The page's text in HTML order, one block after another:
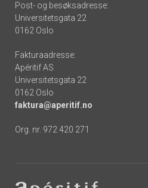
Post- og besøksadresse:
Universitetsgata 22
0162 Oslo
Fakturaadresse:
Apéritif AS
Universitetsgata 22
0162 Oslo
faktura@aperitif.no
Org. nr. 972 420 271